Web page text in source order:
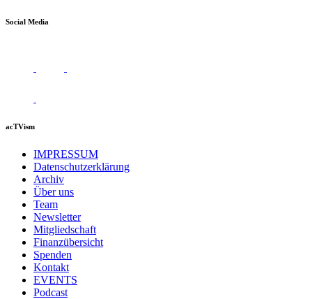
Social Media
acTVism
IMPRESSUM
Datenschutzerklärung
Archiv
Über uns
Team
Newsletter
Mitgliedschaft
Finanzübersicht
Spenden
Kontakt
EVENTS
Podcast